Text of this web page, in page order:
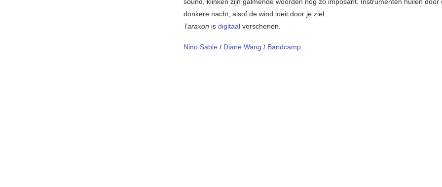
donkere nacht, alsof de wind loeit door je ziel.
Taraxon is digitaal verschenen.
Nino Sable / Diane Wang / Bandcamp